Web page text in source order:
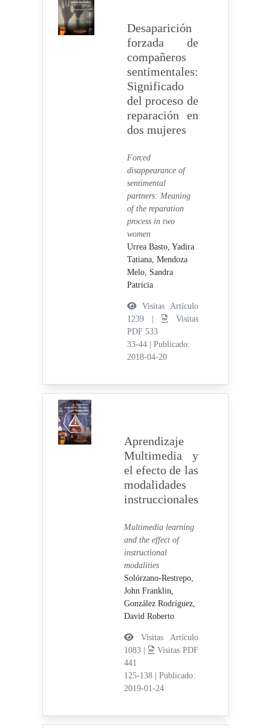
Desaparición
forzada de
compañeros
sentimentales:
Significado
del proceso de
reparación en
dos mujeres
Forced
disappearance of
sentimental
partners: Meaning
of the reparation
process in two
women
Urrea Basto, Yadira
Tatiana, Mendoza
Melo, Sandra
Patricia
Visitas Artículo
1239 |
Visitas
PDF 533
33-44
Publicado:
2018-04-20
Aprendizaje
Multimedia y
el efecto de las
modalidades
instruccionales
Multimedia learning
and the effect of
instructional
modalities
Solórzano-Restrepo,
John Franklin,
González Rodríguez,
David Roberto
Visitas Artículo
1083 |
Visitas PDF
441
125-138
Publicado:
2019-01-24